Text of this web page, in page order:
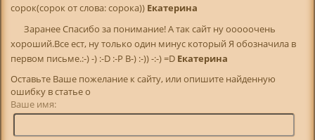
сорок(сорок от слова: сорока)) Екатерина
Заранее Спасибо за понимание! А так сайт ну ооооочень
хороший.Все ест, ну только один минус который Я обозначила в
первом письме.:-) -) :-D :-P B-) :-)) -:-) =D Екатерина
Оставьте Ваше пожелание к сайту, или опишите найденную
ошибку в статье о
Ваше имя: